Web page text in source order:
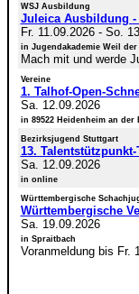
WSJ Ausbildung
Juleica Ausbildung -
Fr. 11.09.2026- So.
in Jugendakademie Weil der
Mach mit und werde
Vereine
1. Talhof-Open-
Sa. 12.09.2026
in 89522 Heidenheim an der
Bezirksjugend Stuttgart
13.
Sa. 12.09.2026
in online
Württembergische
Württembergische
Sa. 19.09.2026
in Spraitbach
Voranmeldung bis Fr.